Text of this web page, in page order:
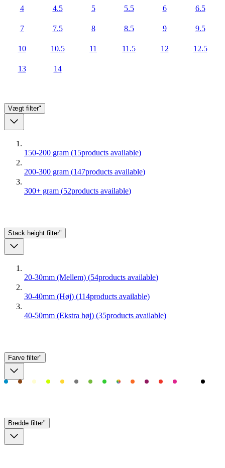
4 4.5 5 5.5 6 6.5
7 7.5 8 8.5 9 9.5
10 10.5 11 11.5 12 12.5
13 14
Vægt filter"
150-200 gram (15products available)
200-300 gram (147products available)
300+ gram (52products available)
Stack height filter"
20-30mm (Mellem) (54products available)
30-40mm (Høj) (114products available)
40-50mm (Ekstra høj) (35products available)
Farve filter"
Bredde filter"